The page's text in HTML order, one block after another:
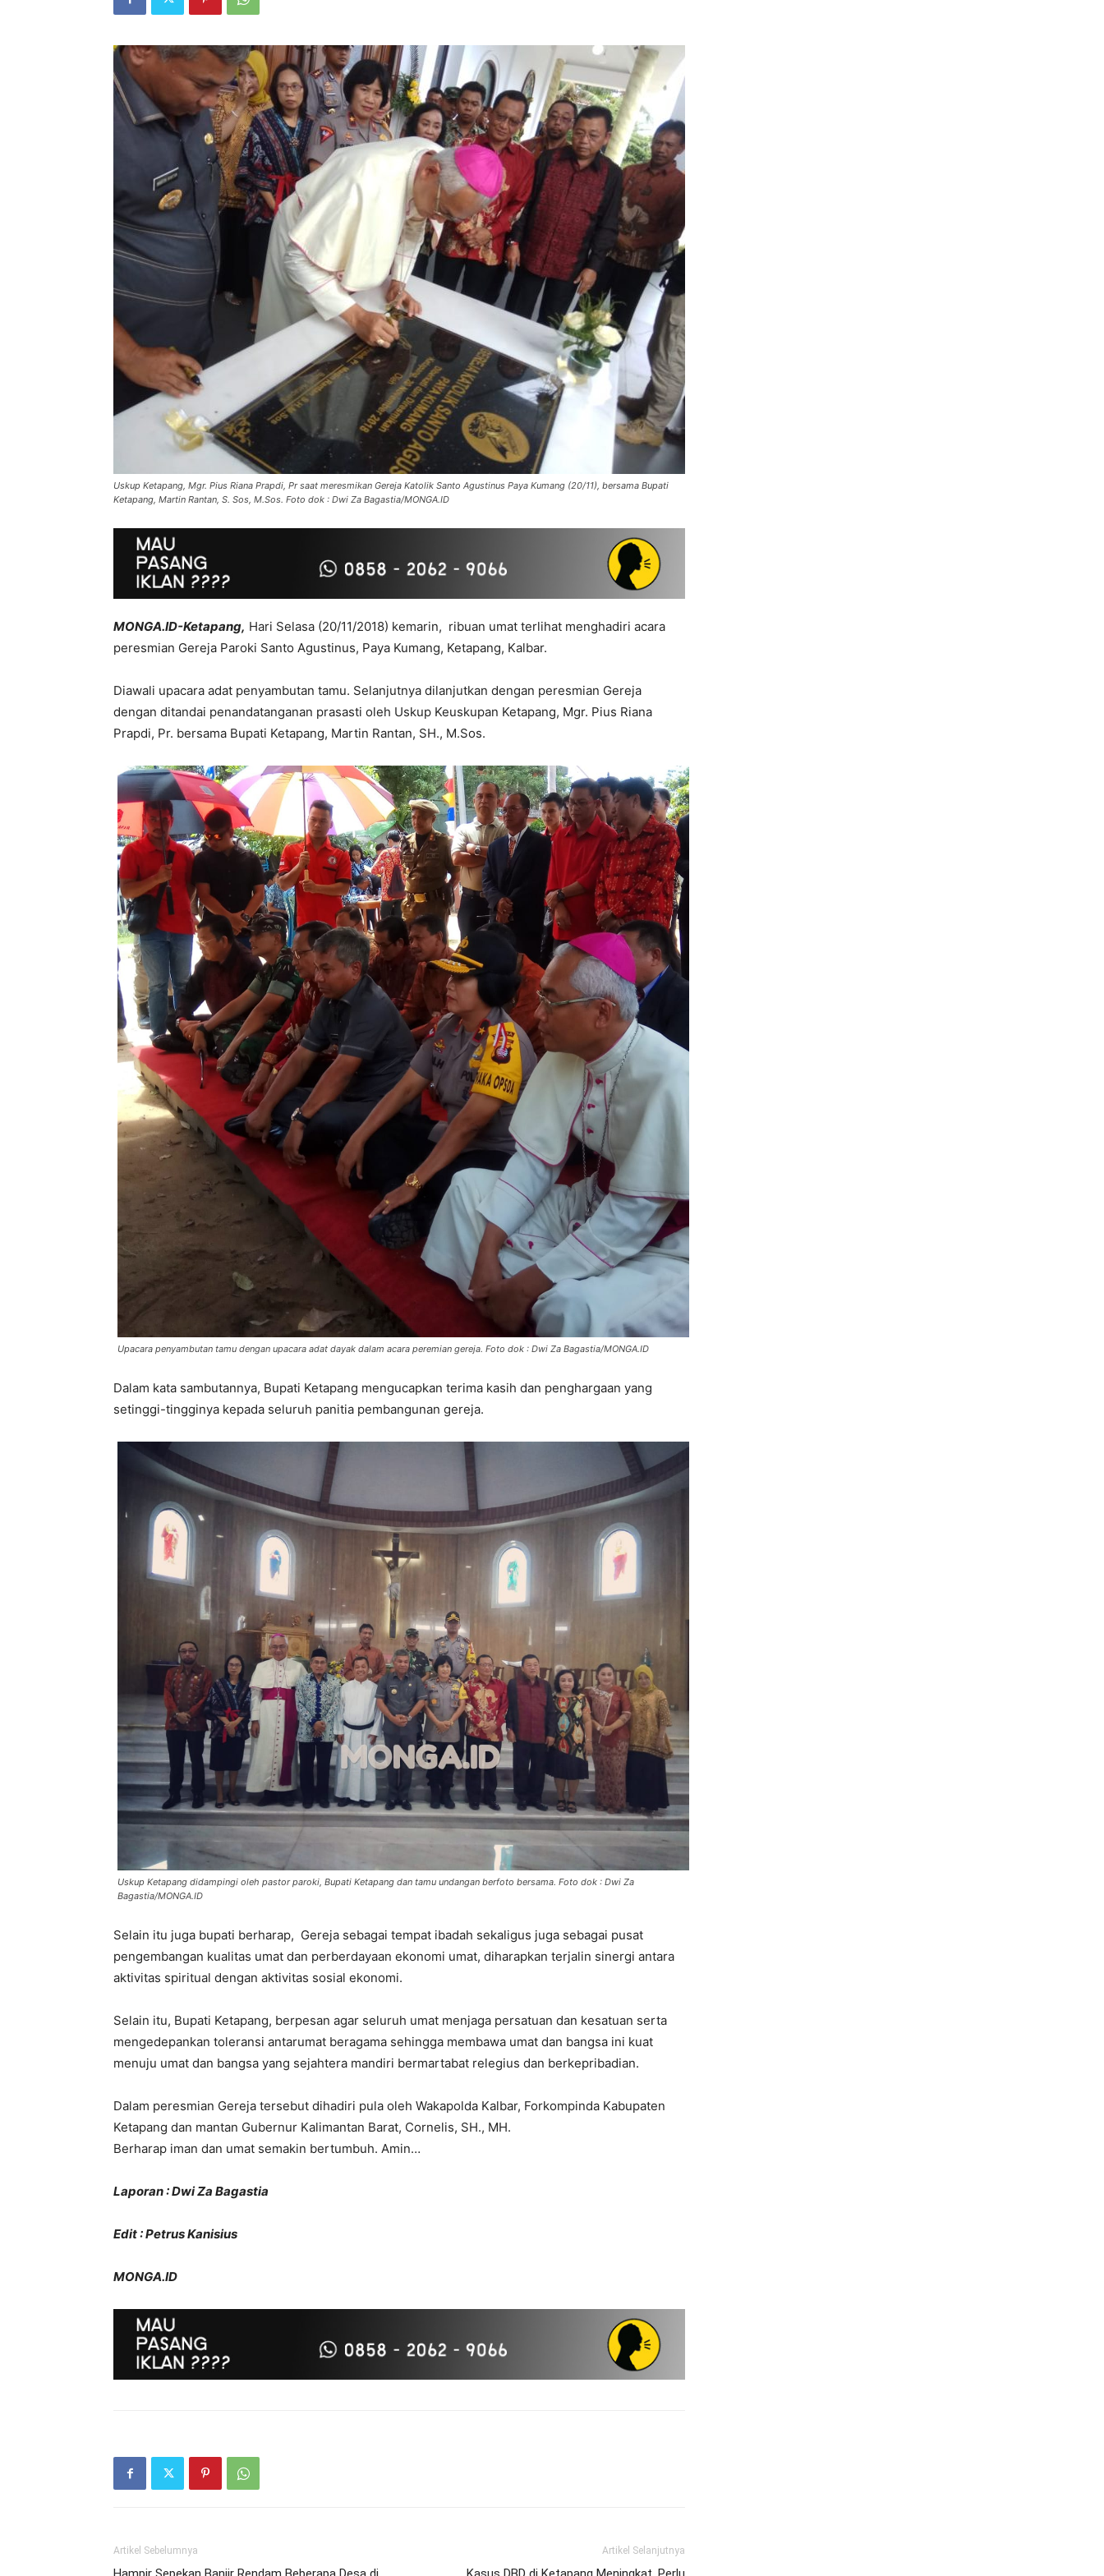
Uskup Ketapang, Mgr. Pius Riana Prapdi, Pr saat meresmikan Gereja Katolik Santo Agustinus Paya Kumang (20/11), bersama Bupati
Ketapang, Martin Rantan, S. Sos, M.Sos. Foto dok : Dwi Za Bagastia/MONGA.ID
MONGA.ID-Ketapang, Hari Selasa (20/11/2018) kemarin, ribuan umat terlihat menghadiri acara
peresmian Gereja Paroki Santo Agustinus, Paya Kumang, Ketapang, Kalbar.
Diawali upacara adat penyambutan tamu. Selanjutnya dilanjutkan dengan peresmian Gereja
dengan ditandai penandatanganan prasasti oleh Uskup Keuskupan Ketapang, Mgr. Pius Riana
Prapdi, Pr. bersama Bupati Ketapang, Martin Rantan, SH., M.Sos.
Upacara penyambutan tamu dengan upacara adat dayak dalam acara peremian gereja. Foto dok : Dwi Za Bagastia/MONGA.ID
Dalam kata sambutannya, Bupati Ketapang mengucapkan terima kasih dan penghargaan yang
setinggi-tingginya kepada seluruh panitia pembangunan gereja.
Uskup Ketapang didampingi oleh pastor paroki, Bupati Ketapang dan tamu undangan berfoto bersama. Foto dok : Dwi Za
Bagastia/MONGA.ID
Selain itu juga bupati berharap, Gereja sebagai tempat ibadah sekaligus juga sebagai pusat
pengembangan kualitas umat dan perberdayaan ekonomi umat, diharapkan terjalin sinergi antara
aktivitas spiritual dengan aktivitas sosial ekonomi.
Selain itu, Bupati Ketapang, berpesan agar seluruh umat menjaga persatuan dan kesatuan serta
mengedepankan toleransi antarumat beragama sehingga membawa umat dan bangsa ini kuat
menuju umat dan bangsa yang sejahtera mandiri bermartabat relegius dan berkepribadian.
Dalam peresmian Gereja tersebut dihadiri pula oleh Wakapolda Kalbar, Forkompinda Kabupaten
Ketapang dan mantan Gubernur Kalimantan Barat, Cornelis, SH., MH.
Berharap iman dan umat semakin bertumbuh. Amin…
Laporan : Dwi Za Bagastia
Edit : Petrus Kanisius
MONGA.ID
Artikel Sebelumnya Artikel Selanjutnya